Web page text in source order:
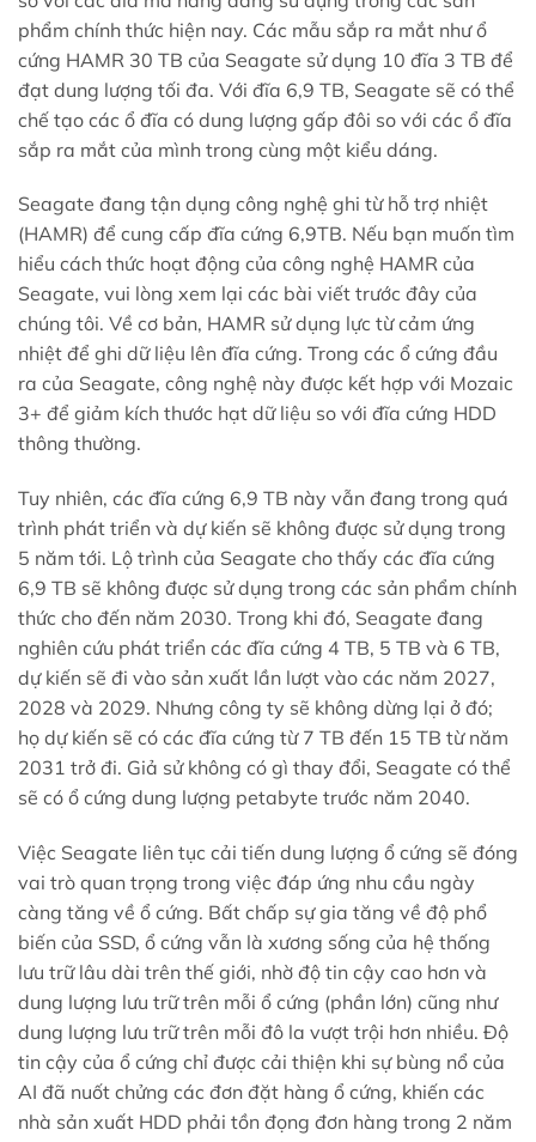
phẩm chính thức hiện nay. Các mẫu sắp ra mắt như ổ
cứng HAMR 30 TB của Seagate sử dụng 10 đĩa 3 TB để
đạt dung lượng tối đa. Với đĩa 6,9 TB, Seagate sẽ có thể
chế tạo các ổ đĩa có dung lượng gấp đôi so với các ổ đĩa
sắp ra mắt của mình trong cùng một kiểu dáng.
Seagate đang tận dụng công nghệ ghi từ hỗ trợ nhiệt
(HAMR) để cung cấp đĩa cứng 6,9TB. Nếu bạn muốn tìm
hiểu cách thức hoạt động của công nghệ HAMR của
Seagate, vui lòng xem lại các bài viết trước đây của
chúng tôi. Về cơ bản, HAMR sử dụng lực từ cảm ứng
nhiệt để ghi dữ liệu lên đĩa cứng. Trong các ổ cứng đầu
ra của Seagate, công nghệ này được kết hợp với Mozaic
3+ để giảm kích thước hạt dữ liệu so với đĩa cứng HDD
thông thường.
Tuy nhiên, các đĩa cứng 6,9 TB này vẫn đang trong quá
trình phát triển và dự kiến ​​sẽ không được sử dụng trong
5 năm tới. Lộ trình của Seagate cho thấy các đĩa cứng
6,9 TB sẽ không được sử dụng trong các sản phẩm chính
thức cho đến năm 2030. Trong khi đó, Seagate đang
nghiên cứu phát triển các đĩa cứng 4 TB, 5 TB và 6 TB,
dự kiến ​​sẽ đi vào sản xuất lần lượt vào các năm 2027,
2028 và 2029. Nhưng công ty sẽ không dừng lại ở đó;
họ dự kiến ​​sẽ có các đĩa cứng từ 7 TB đến 15 TB từ năm
2031 trở đi. Giả sử không có gì thay đổi, Seagate có thể
sẽ có ổ cứng dung lượng petabyte trước năm 2040.
Việc Seagate liên tục cải tiến dung lượng ổ cứng sẽ đóng
vai trò quan trọng trong việc đáp ứng nhu cầu ngày
càng tăng về ổ cứng. Bất chấp sự gia tăng về độ phổ
biến của SSD, ổ cứng vẫn là xương sống của hệ thống
lưu trữ lâu dài trên thế giới, nhờ độ tin cậy cao hơn và
dung lượng lưu trữ trên mỗi ổ cứng (phần lớn) cũng như
dung lượng lưu trữ trên mỗi đô la vượt trội hơn nhiều. Độ
tin cậy của ổ cứng chỉ được cải thiện khi sự bùng nổ của
AI đã nuốt chửng các đơn đặt hàng ổ cứng, khiến các
nhà sản xuất HDD phải tồn đọng đơn hàng trong 2 năm